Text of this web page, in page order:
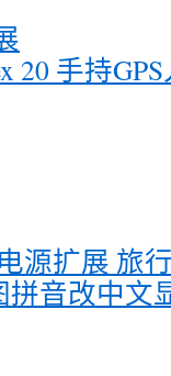
20 手持
源扩展 旅
拼音改中文